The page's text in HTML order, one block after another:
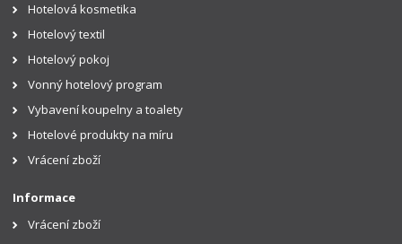
Hotelová kosmetika
Hotelový textil
Hotelový pokoj
Vonný hotelový program
Vybavení koupelny a toalety
Hotelové produkty na míru
Vrácení zboží
Informace
Vrácení zboží